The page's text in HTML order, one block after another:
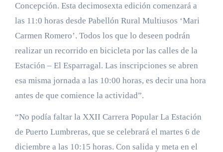
Concepción. Esta decimosexta edición comenzará a
las 11:0 horas desde Pabellón Rural Multiusos ‘Mari
Carmen Romero’. Todos los que lo deseen podrán
realizar un recorrido en bicicleta por las calles de la
Estación – El Esparragal. Las inscripciones se abren
esa misma jornada a las 10:00 horas, es decir una hora
antes de que comience la actividad”.
“No podía faltar la XXII Carrera Popular La Estación
de Puerto Lumbreras, que se celebrará el martes 6 de
diciembre a las 10:15 horas. Con salida y meta en el